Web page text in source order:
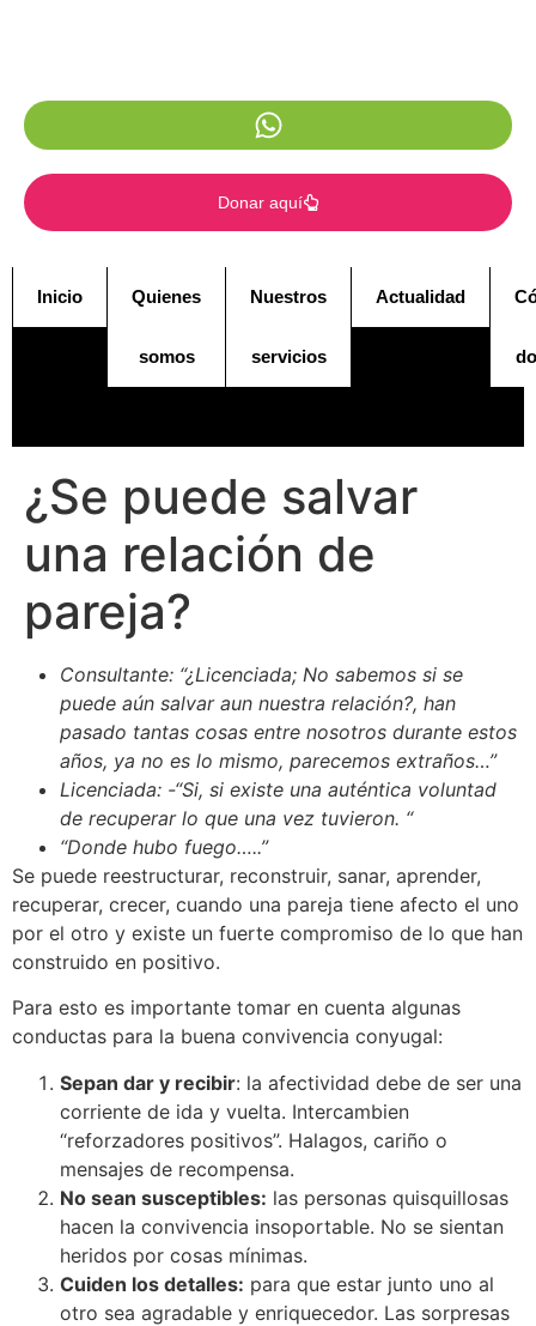
Donar aquí
Inicio Quienes
somos
Nuestros
servicios
Actualidad
¿Se puede salvar
una relación de
pareja?
Consultante: “¿Licenciada; No sabemos si se
puede aún salvar aun nuestra relación?, han
pasado tantas cosas entre nosotros durante estos
años, ya no es lo mismo, parecemos extraños…”
Licenciada: -“Si, si existe una auténtica voluntad
de recuperar lo que una vez tuvieron. “
“Donde hubo fuego…..”
Se puede reestructurar, reconstruir, sanar, aprender,
recuperar, crecer, cuando una pareja tiene afecto el uno
por el otro y existe un fuerte compromiso de lo que han
construido en positivo.
Para esto es importante tomar en cuenta algunas
conductas para la buena convivencia conyugal:
Sepan dar y recibir: la afectividad debe de ser una
corriente de ida y vuelta. Intercambien
“reforzadores positivos”. Halagos, cariño o
mensajes de recompensa.
No sean susceptibles: las personas quisquillosas
hacen la convivencia insoportable. No se sientan
heridos por cosas mínimas.
Cuiden los detalles: para que estar junto uno al
otro sea agradable y enriquecedor. Las sorpresas